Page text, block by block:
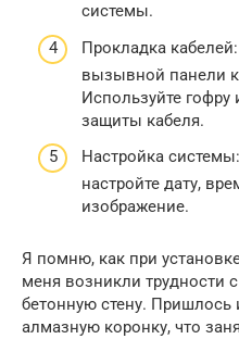
системы.
Прокладка
вызывной панели
Используйте гофру
защиты кабеля.
Настройка
настройте дату,
изображение.
Я помню, как при
меня возникли трудности
бетонную стену. Пришлось
алмазную коронку, что